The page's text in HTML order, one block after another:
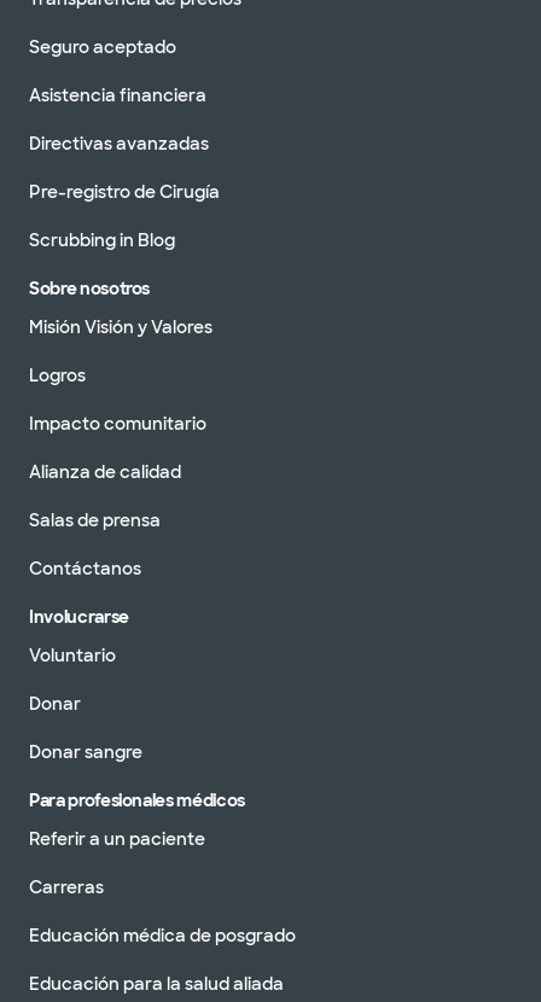
Seguro aceptado
Asistencia financiera
Directivas avanzadas
Pre-registro de Cirugía
Scrubbing in Blog
Sobre nosotros
Misión Visión y Valores
Logros
Impacto comunitario
Alianza de calidad
Salas de prensa
Contáctanos
Involucrarse
Voluntario
Donar
Donar sangre
Para profesionales médicos
Referir a un paciente
Carreras
Educación médica de posgrado
Educación para la salud aliada